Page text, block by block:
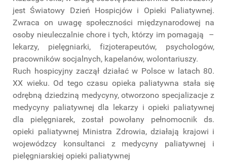
jest Światowy Dzień Hospicjów i Opieki Paliatywnej.
Zwraca on uwagę społeczności międzynarodowej na
osoby nieuleczalnie chore i tych, którzy im pomagają –
lekarzy, pielęgniarki, fizjoterapeutów, psychologów,
pracowników socjalnych, kapelanów, wolontariuszy.
Ruch hospicyjny zaczął działać w Polsce w latach 80.
XX wieku. Od tego czasu opieka paliatywna stała się
odrębną dziedziną medycyny, otworzono specjalizacje z
medycyny paliatywnej dla lekarzy i opieki paliatywnej
dla pielęgniarek, został powołany pełnomocnik ds.
opieki paliatywnej Ministra Zdrowia, działają krajowi i
wojewódzcy konsultanci z medycyny paliatywnej i
pielęgniarskiej opieki paliatywnej